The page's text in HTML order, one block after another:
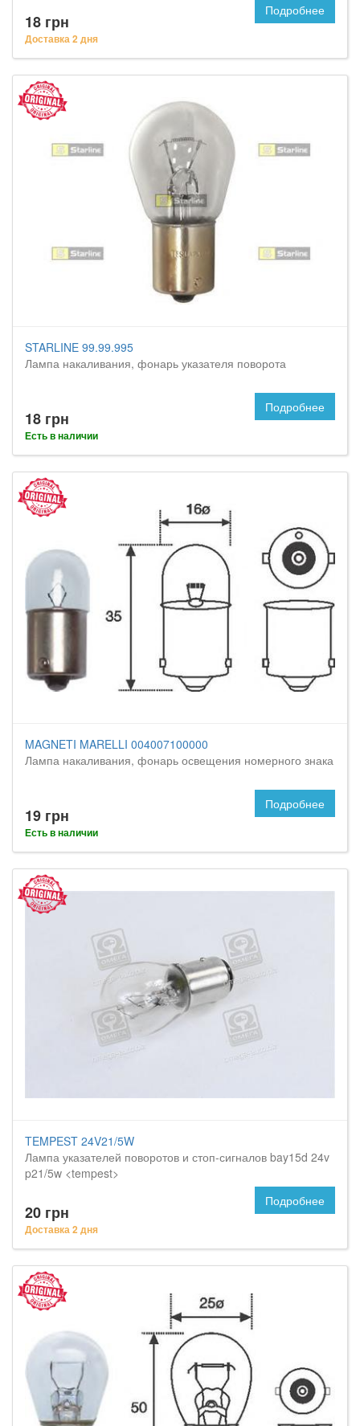
18 грн
Доставка 2 дня
Подробнее
STARLINE 99.99.995
Лампа накаливания, фонарь указателя поворота
18 грн
Есть в наличии
Подробнее
MAGNETI MARELLI 004007100000
Лампа накаливания, фонарь освещения номерного знака
19 грн
Есть в наличии
Подробнее
TEMPEST 24V21/5W
Лампа указателей поворотов и стоп-сигналов bay15d 24v
p21/5w <tempest>
20 грн
Доставка 2 дня
Подробнее